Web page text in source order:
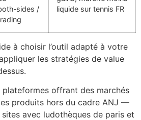
/
liquide sur tennis FR
à choisir l’outil adapté à votre
les stratégies de value
plateformes offrant des marchés
produits hors du cadre ANJ —
sites avec ludothèques de paris et